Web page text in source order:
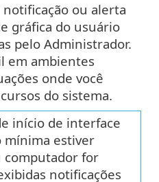
ou alerta
gráfica do usuário
pelo Administrador.
em ambientes
onde você
do sistema.
início de interface
mínima estiver
computador for
notificações